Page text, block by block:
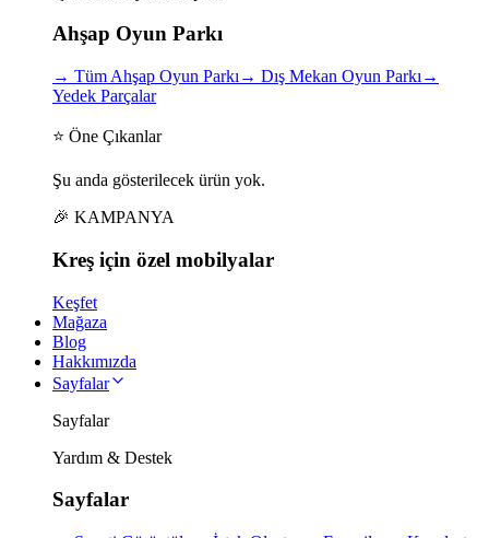
Ahşap Oyun Parkı
→ Tüm Ahşap Oyun Parkı → Dış Mekan Oyun Parkı →
Yedek Parçalar
⭐ Öne Çıkanlar
Şu anda gösterilecek ürün yok.
🎉 KAMPANYA
Kreş için özel mobilyalar
Keşfet
Mağaza
Blog
Hakkımızda
Sayfalar
Sayfalar
Yardım & Destek
Sayfalar